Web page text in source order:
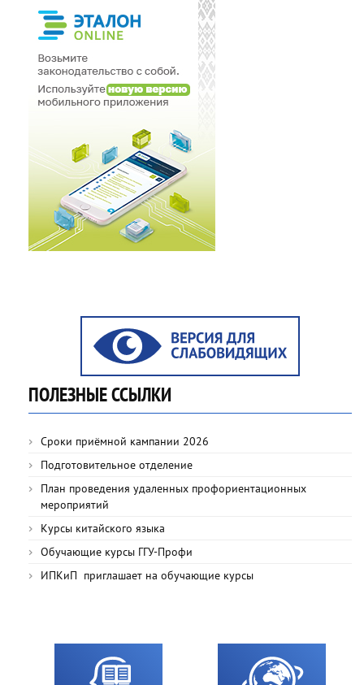
ПОЛЕЗНЫЕ ССЫЛКИ
Сроки приёмной кампании 2026
Подготовительное отделение
План проведения удаленных профориентационных
мероприятий
Курсы китайского языка
Обучающие курсы ГГУ-Профи
ИПКиП приглашает на обучающие курсы